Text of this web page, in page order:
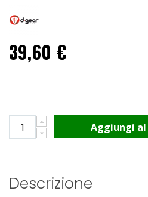
39,60 €
Aggiungi
Descrizione